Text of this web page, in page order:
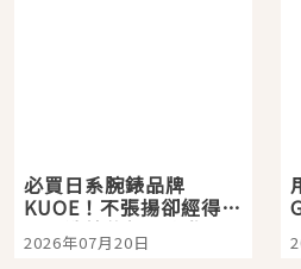
必買日系腕錶品牌
KUOE！不張揚卻經得起
時間洗鍊的經典之作五
選
2026年07月20日